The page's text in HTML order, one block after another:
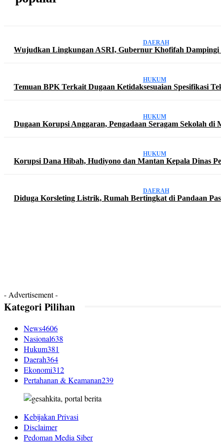
DAERAH
Wujudkan Lingkungan ASRI, Gubernur Khofifah
HUKUM
Temuan BPK Terkait Dugaan Ketidaksesuaian Spesifikasi
HUKUM
Dugaan Korupsi Anggaran, Pengadaan Seragam Sekolah
HUKUM
Korupsi Dana Hibah, Hudiyono dan Mantan Kepala Dinas
DAERAH
Diduga Korsleting Listrik, Rumah Bertingkat di Pandaan
- Advertisement -
Kategori Pilihan
News4606
Nasional638
Hukum381
Daerah364
Ekonomi312
Pertahanan & Keamanan239
Kebijakan Privasi
Disclaimer
Pedoman Media Siber